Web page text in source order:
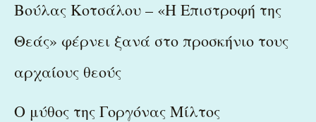
Βούλας Κοτσάλου – «Η Επιστροφή της
Θεάς» φέρνει ξανά στο προσκήνιο τους
αρχαίους θεούς
Ο μύθος της Γοργόνας Μίλτος